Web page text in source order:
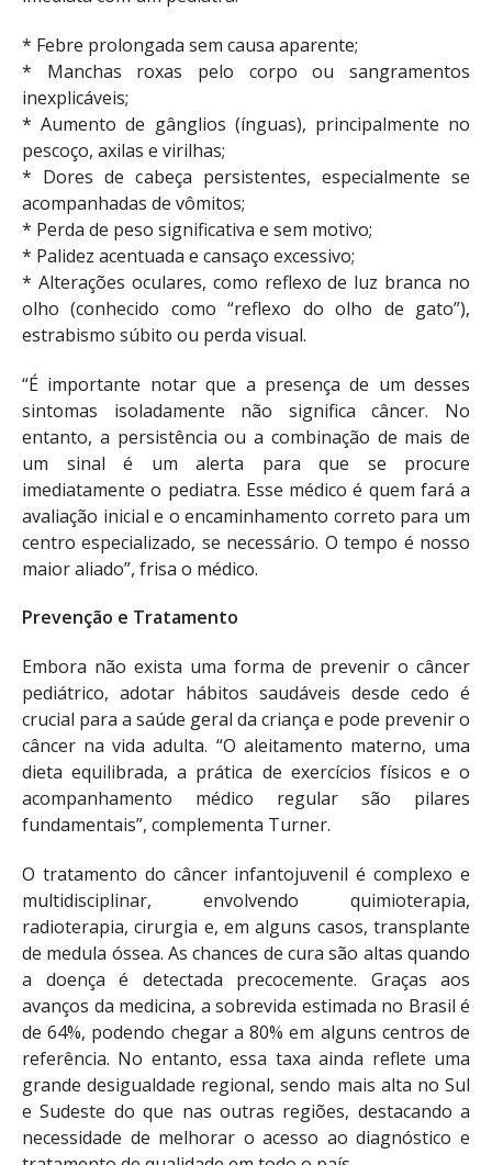
* Febre prolongada sem causa aparente;
* Manchas roxas pelo corpo ou sangramentos
inexplicáveis;
* Aumento de gânglios (ínguas), principalmente no
pescoço, axilas e virilhas;
* Dores de cabeça persistentes, especialmente se
acompanhadas de vômitos;
* Perda de peso significativa e sem motivo;
* Palidez acentuada e cansaço excessivo;
* Alterações oculares, como reflexo de luz branca no
olho (conhecido como “reflexo do olho de gato”),
estrabismo súbito ou perda visual.
“É importante notar que a presença de um desses
sintomas isoladamente não significa câncer. No
entanto, a persistência ou a combinação de mais de
um sinal é um alerta para que se procure
imediatamente o pediatra. Esse médico é quem fará a
avaliação inicial e o encaminhamento correto para um
centro especializado, se necessário. O tempo é nosso
maior aliado”, frisa o médico.
Prevenção e Tratamento
Embora não exista uma forma de prevenir o câncer
pediátrico, adotar hábitos saudáveis desde cedo é
crucial para a saúde geral da criança e pode prevenir o
câncer na vida adulta. “O aleitamento materno, uma
dieta equilibrada, a prática de exercícios físicos e o
acompanhamento médico regular são pilares
fundamentais”, complementa Turner.
O tratamento do câncer infantojuvenil é complexo e
multidisciplinar, envolvendo quimioterapia,
radioterapia, cirurgia e, em alguns casos, transplante
de medula óssea. As chances de cura são altas quando
a doença é detectada precocemente. Graças aos
avanços da medicina, a sobrevida estimada no Brasil é
de 64%, podendo chegar a 80% em alguns centros de
referência. No entanto, essa taxa ainda reflete uma
grande desigualdade regional, sendo mais alta no Sul
e Sudeste do que nas outras regiões, destacando a
necessidade de melhorar o acesso ao diagnóstico e